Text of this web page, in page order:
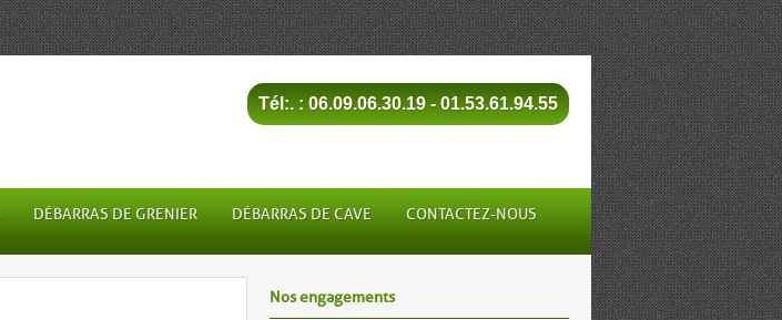
Tél:. : 06.09.06.30.19 - 01.53.61.94.55
DÉBARRAS DE GRENIER DÉBARRAS DE CAVE CONTACTEZ-NOUS
Nos engagements